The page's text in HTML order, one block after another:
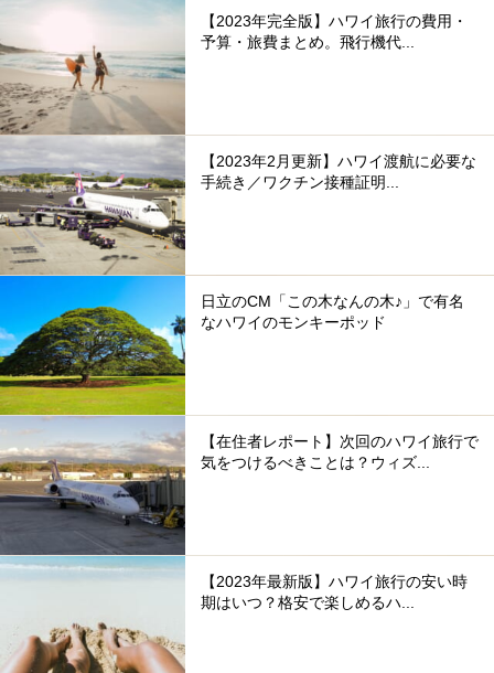
【2023年完全版】ハワイ旅行の費用・
予算・旅費まとめ。飛行機代...
【2023年2月更新】ハワイ渡航に必要な
手続き／ワクチン接種証明...
日立のCM「この木なんの木♪」で有名
なハワイのモンキーポッド
【在住者レポート】次回のハワイ旅行で
気をつけるべきことは？ウィズ...
【2023年最新版】ハワイ旅行の安い時
期はいつ？格安で楽しめるハ...